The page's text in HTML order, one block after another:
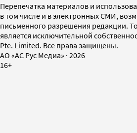
Перепечатка материалов и
в том числе и в электронных СМИ,
письменного разрешения редакции.
является исключительной
Pte. Limited. Все права защищены.
AO «АС Рус Медиа» · 2026
16+